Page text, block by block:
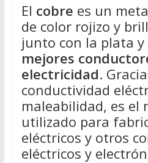
El cobre es un
de color rojizo y
junto con la plata y
mejores
electricidad.
conductividad
maleabilidad, es el
utilizado para
eléctricos y otros
eléctricos y